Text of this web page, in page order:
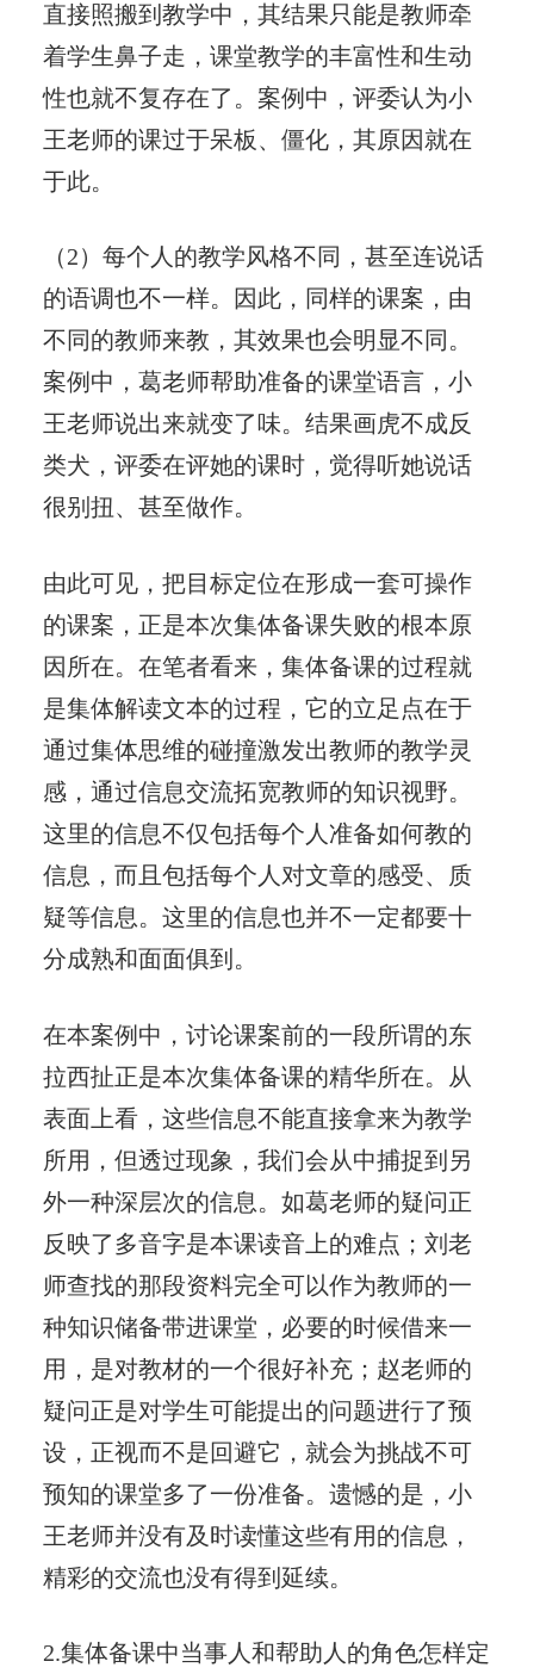
直接照搬到教学中，其结果只能是教师牵
着学生鼻子走，课堂教学的丰富性和生动
性也就不复存在了。案例中，评委认为小
王老师的课过于呆板、僵化，其原因就在
于此。
（2）每个人的教学风格不同，甚至连说话
的语调也不一样。因此，同样的课案，由
不同的教师来教，其效果也会明显不同。
案例中，葛老师帮助准备的课堂语言，小
王老师说出来就变了味。结果画虎不成反
类犬，评委在评她的课时，觉得听她说话
很别扭、甚至做作。
由此可见，把目标定位在形成一套可操作
的课案，正是本次集体备课失败的根本原
因所在。在笔者看来，集体备课的过程就
是集体解读文本的过程，它的立足点在于
通过集体思维的碰撞激发出教师的教学灵
感，通过信息交流拓宽教师的知识视野。
这里的信息不仅包括每个人准备如何教的
信息，而且包括每个人对文章的感受、质
疑等信息。这里的信息也并不一定都要十
分成熟和面面俱到。
在本案例中，讨论课案前的一段所谓的东
拉西扯正是本次集体备课的精华所在。从
表面上看，这些信息不能直接拿来为教学
所用，但透过现象，我们会从中捕捉到另
外一种深层次的信息。如葛老师的疑问正
反映了多音字是本课读音上的难点；刘老
师查找的那段资料完全可以作为教师的一
种知识储备带进课堂，必要的时候借来一
用，是对教材的一个很好补充；赵老师的
疑问正是对学生可能提出的问题进行了预
设，正视而不是回避它，就会为挑战不可
预知的课堂多了一份准备。遗憾的是，小
王老师并没有及时读懂这些有用的信息，
精彩的交流也没有得到延续。
2.集体备课中当事人和帮助人的角色怎样定